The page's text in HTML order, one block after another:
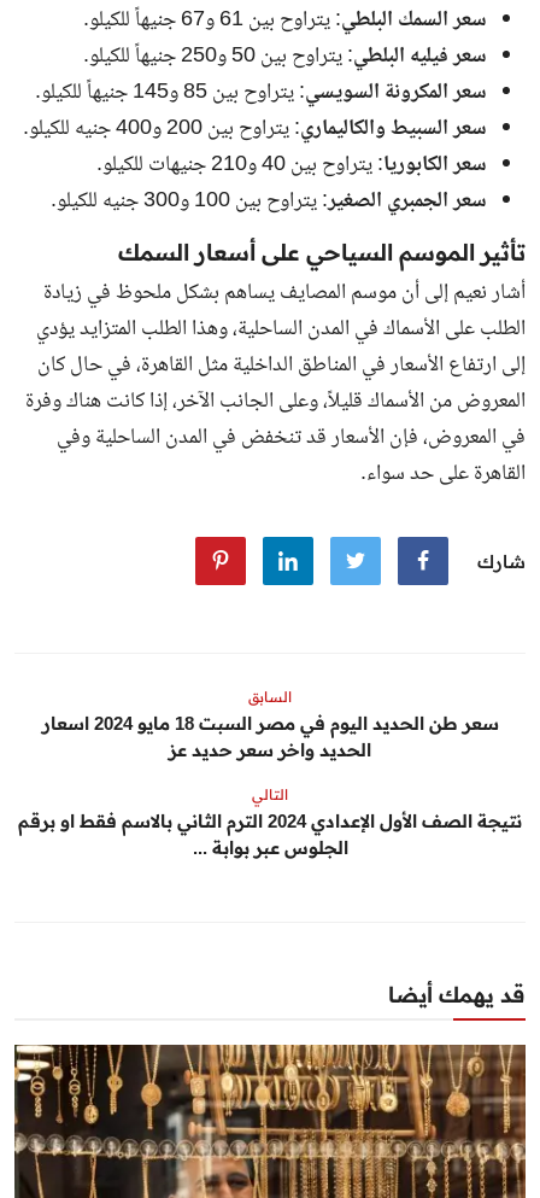
سعر السمك البلطي: يتراوح بين 61 و67 جنيهاً للكيلو.
سعر فيليه البلطي: يتراوح بين 50 و250 جنيهاً للكيلو.
سعر المكرونة السويسي: يتراوح بين 85 و145 جنيهاً للكيلو.
سعر السبيط والكاليماري: يتراوح بين 200 و400 جنيه للكيلو.
سعر الكابوريا: يتراوح بين 40 و210 جنيهات للكيلو.
سعر الجمبري الصغير: يتراوح بين 100 و300 جنيه للكيلو.
تأثير الموسم السياحي على أسعار السمك
أشار نعيم إلى أن موسم المصايف يساهم بشكل ملحوظ في زيادة
الطلب على الأسماك في المدن الساحلية، وهذا الطلب المتزايد يؤدي
إلى ارتفاع الأسعار في المناطق الداخلية مثل القاهرة، في حال كان
المعروض من الأسماك قليلاً، وعلى الجانب الآخر، إذا كانت هناك وفرة
في المعروض، فإن الأسعار قد تنخفض في المدن الساحلية وفي
القاهرة على حد سواء.
شارك
السابق
سعر طن الحديد اليوم في مصر السبت 18 مايو 2024 اسعار
الحديد واخر سعر حديد عز
التالي
نتيجة الصف الأول الإعدادي 2024 الترم الثاني بالاسم فقط او برقم
الجلوس عبر بوابة ...
قد يهمك أيضا